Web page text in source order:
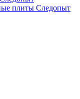
плиты Следопыт